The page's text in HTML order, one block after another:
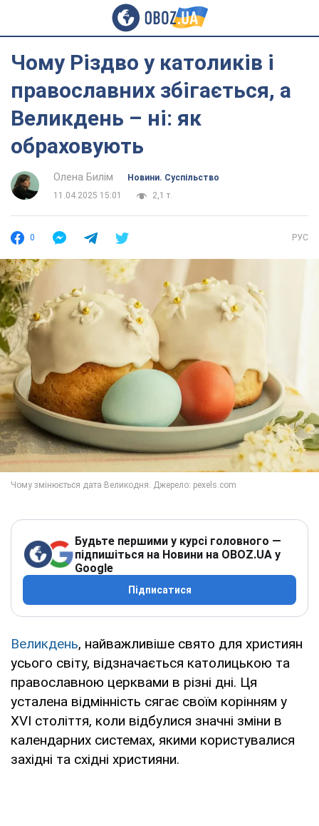
Чому Різдво у католиків і
православних збігається, а
Великдень – ні: як
обраховують
Олена Билім
Новини. Суспільство
11.04.2025 15:01
2,1 т.
0 РУС
Будьте першими у курсі головного —
підпишіться на Новини на OBOZ.UA у
Google
Підписатися
Великдень, найважливіше свято для християн
усього світу, відзначається католицькою та
православною церквами в різні дні. Ця
усталена відмінність сягає своїм корінням у
XVI століття, коли відбулися значні зміни в
календарних системах, якими користувалися
західні та східні християни.